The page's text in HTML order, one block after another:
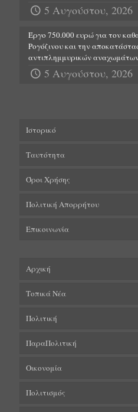
5 Αυγούστου, 2026
Έργο 750.000 ευρώ για τον
Ρογόζινου και την
αντιπλημμυρικών
5 Αυγούστου, 2026
Ιστορικό
Ταυτότητα
Όροι Χρήσης
Πολιτική Απορρήτου
Επικοινωνία
Αρχική
Τοπικά Νέα
Πολιτική
ΠαραΠολιτική
Οικονομία
Πολιτισμός